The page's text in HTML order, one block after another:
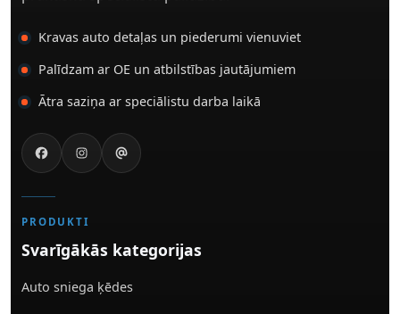
Kravas auto detaļas un piederumi vienuviet
Palīdzam ar OE un atbilstības jautājumiem
Ātra saziņa ar speciālistu darba laikā
PRODUKTI
Svarīgākās kategorijas
Auto sniega ķēdes